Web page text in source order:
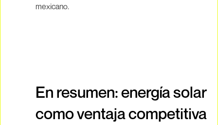
mexicano.
En resumen: energía solar
como ventaja competitiva